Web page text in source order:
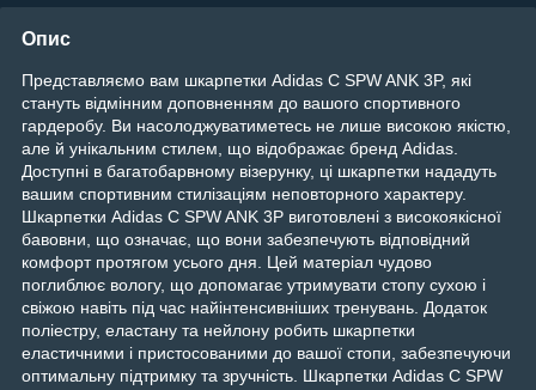
Опис
Представляємо вам шкарпетки Adidas C SPW ANK 3P, які
стануть відмінним доповненням до вашого спортивного
гардеробу. Ви насолоджуватиметесь не лише високою якістю,
але й унікальним стилем, що відображає бренд Adidas.
Доступні в багатобарвному візерунку, ці шкарпетки нададуть
вашим спортивним стилізаціям неповторного характеру.
Шкарпетки Adidas C SPW ANK 3P виготовлені з високоякісної
бавовни, що означає, що вони забезпечують відповідний
комфорт протягом усього дня. Цей матеріал чудово
поглиблює вологу, що допомагає утримувати стопу сухою і
свіжою навіть під час найінтенсивніших тренувань. Додаток
поліестру, еластану та нейлону робить шкарпетки
еластичними і пристосованими до вашої стопи, забезпечуючи
оптимальну підтримку та зручність. Шкарпетки Adidas C SPW